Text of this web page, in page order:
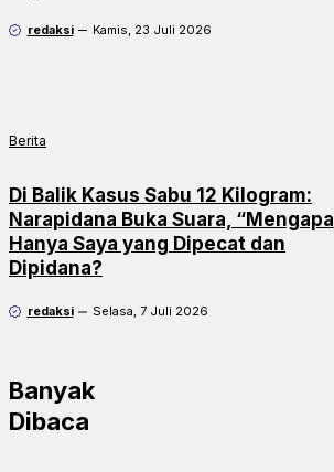
redaksi Kamis, 23 Juli 2026
Berita
Di Balik Kasus Sabu 12 Kilogram:
Narapidana Buka Suara, “Mengapa
Hanya Saya yang Dipecat dan
Dipidana?
redaksi Selasa, 7 Juli 2026
Banyak
Dibaca